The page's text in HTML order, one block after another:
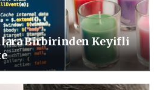
Birbirinden Keyifli